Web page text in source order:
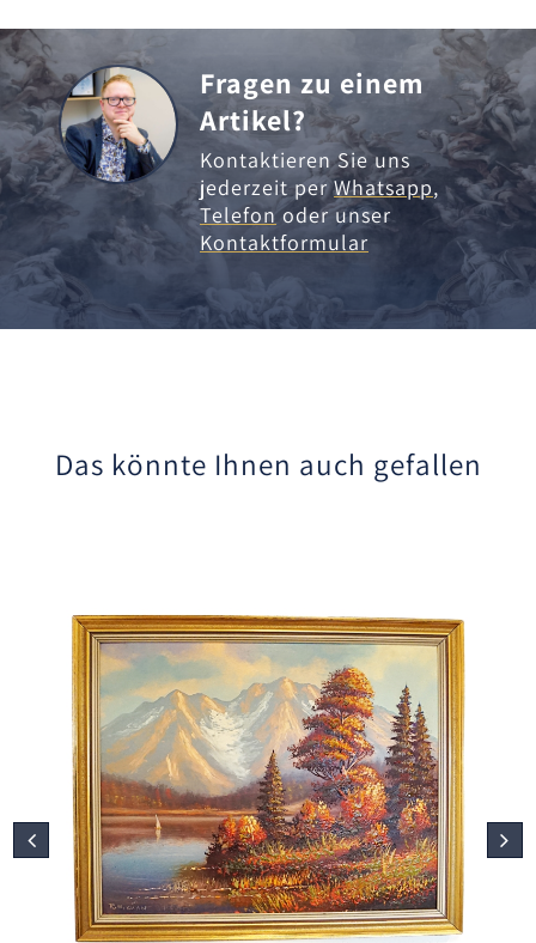
Fragen zu einem
Artikel?
Kontaktieren Sie uns
jederzeit perWhatsapp,
Telefonoder unser
Kontaktformular
Das könnte Ihnen auch gefallen